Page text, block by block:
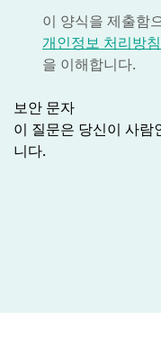
이 양식을 제출함
개인정보 처리방침
을 이해합니다.
보안 문자
이 질문은 당신이 사람
니다.